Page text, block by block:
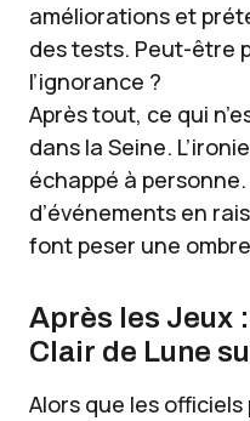
améliorations et
des tests. Peut-être
l’ignorance ?
Après tout, ce qui
dans la Seine.
échappé à
d’événements en
font peser une
Après les Jeux
Clair de Lune
Alors que les